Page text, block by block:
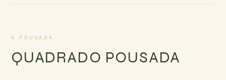
A POUSADA
QUADRADO POUSADA